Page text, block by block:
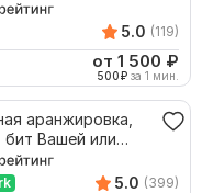
5.0 (119)
от 1 500 ₽
500₽ за 1 мин.
аранжировка,
бит Вашей или
5.0 (399)